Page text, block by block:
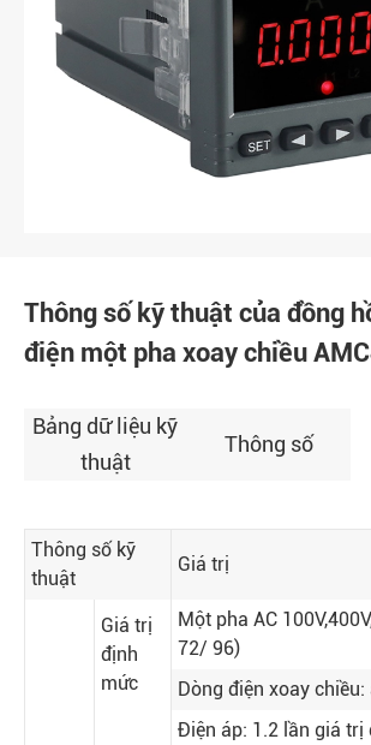
Thông số kỹ thuật của đồng
điện một pha xoay chiều
Bảng dữ liệu kỹ
thuật
Thông số
Thông số kỹ
thuật
Giá trị
Giá trị
định
mức
Một pha AC
72/ 96)
Dòng điện xoay chiều:
Điện áp: 1.2 lần giá trị